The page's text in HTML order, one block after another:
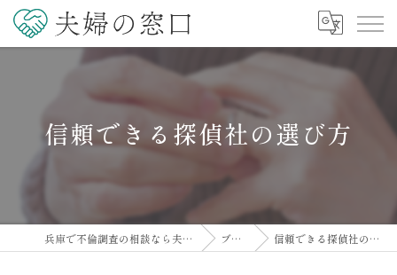
信頼できる探偵社の選び方
兵庫で不倫調査の相談なら夫婦の窓口 ブログ 信頼できる探偵社の選び方